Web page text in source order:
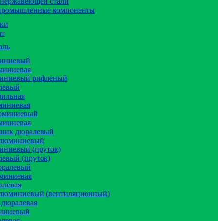
компоненты
рифленый
дюралевый
(пруток)
(пруток)
(вентиляционный)